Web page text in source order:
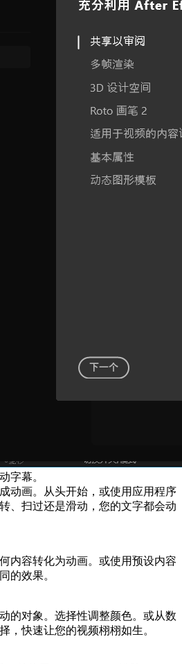
字幕。
动画。从头开始，或使用应用程序
、扫过还是滑动，您的文字都会动
内容转化为动画。或使用预设内容
的效果。
的对象。选择性调整颜色。或从数
，快速让您的视频栩栩如生。